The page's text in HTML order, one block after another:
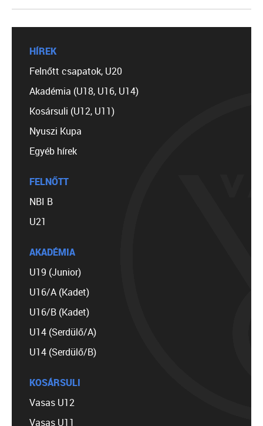
HÍREK
Felnőtt csapatok, U20
Akadémia (U18, U16, U14)
Kosársuli (U12, U11)
Nyuszi Kupa
Egyéb hírek
FELNŐTT
NBI B
U21
AKADÉMIA
U19 (Junior)
U16/A (Kadet)
U16/B (Kadet)
U14 (Serdülő/A)
U14 (Serdülő/B)
KOSÁRSULI
Vasas U12
Vasas U11